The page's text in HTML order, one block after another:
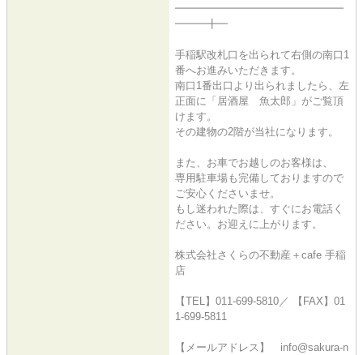
━━━━━━━━━━━━━━━━
━━━╋━
手稲駅改札口を出られて右側の南口1
番へお進みいただきます。
南口1番出口より出られましたら、左
正面に「居酒屋 魚太郎」がご覧頂
けます。
その建物の2階が当社になります。
また、お車でお越しのお客様は、
専用駐車場も完備しておりますので
ご安心くださいませ。
もし迷われた際は、すぐにお電話く
ださい。お迎えに上がります。
株式会社さくらの不動産＋cafe 手稲
店
【TEL】011-699-5810／ 【FAX】01
1-699-5811
【メールアドレス】 info@sakura-n